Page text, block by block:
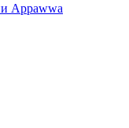
Appawwa